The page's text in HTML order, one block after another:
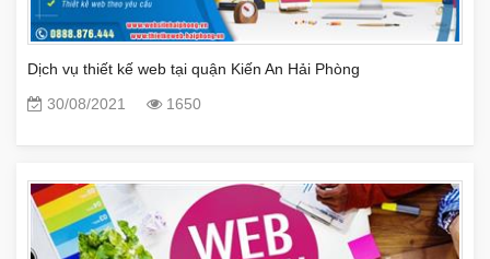
Dịch vụ thiết kế web tại quận Kiến An Hải Phòng
30/08/2021
1650